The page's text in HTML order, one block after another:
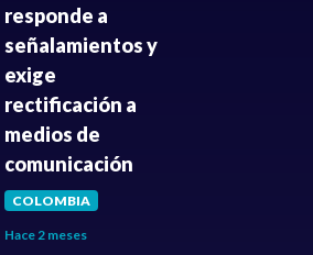
responde a
señalamientos y
exige
rectificación a
medios de
comunicación
COLOMBIA
Hace 2 meses